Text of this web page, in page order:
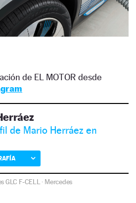
de EL MOTOR desde
de Mario Herráez en
GLC F-CELL · Mercedes